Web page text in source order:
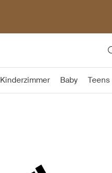
Kinderzimmer Baby Teens